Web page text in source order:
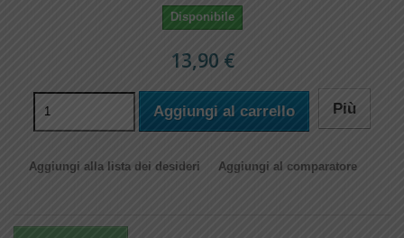
Disponibile
13,90 €
Aggiungi al carrello Più
Aggiungi alla lista dei desideri Aggiungi al comparatore